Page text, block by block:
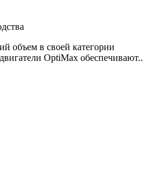
объем в своей категории
OptiMax обеспечивают..